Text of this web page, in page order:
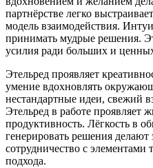
партнёрстве легко
модель взаимодействия.
принимать мудрые решения.
усилия ради больших и
Этельред проявляет
умение вдохновлять
нестандартные идеи, свежий
Этельред в работе проявляет
продуктивность. Лёгкость в
генерировать решения
сотрудничество с элементами
подхода.